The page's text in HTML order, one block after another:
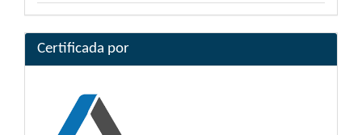
Certificada por